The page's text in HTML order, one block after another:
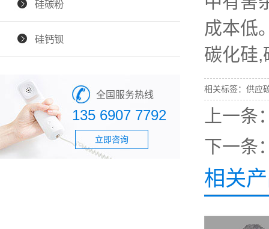
硅碳粉
硅钙钡
全国服务热线
135 6907 7792
立即咨询
成本低
碳化硅,
相关标签： 供应
上一条
下一条
相关